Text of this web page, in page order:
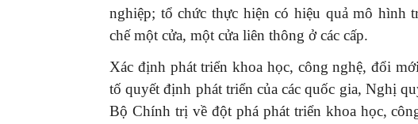
nghiệp; tổ chức thực hiện có hiệu quả mô hình
chế một cửa, một cửa liên thông ở các cấp.
Xác định phát triển khoa học, công nghệ, đổi
tố quyết định phát triển của các quốc gia, Nghị
Bộ Chính trị về đột phá phát triển khoa học,